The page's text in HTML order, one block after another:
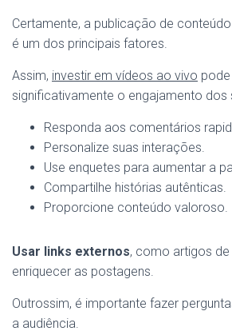
Certamente, a publicação de
é um dos principais fatores.
Assim, investir em vídeos ao vivo
significativamente o engajamento dos
Responda aos comentários
Personalize suas interações.
Use enquetes para aumentar a
Compartilhe histórias autênticas.
Proporcione conteúdo valoroso.
Usar links externos, como artigos
enriquecer as postagens.
Outrossim, é importante fazer
a audiência.